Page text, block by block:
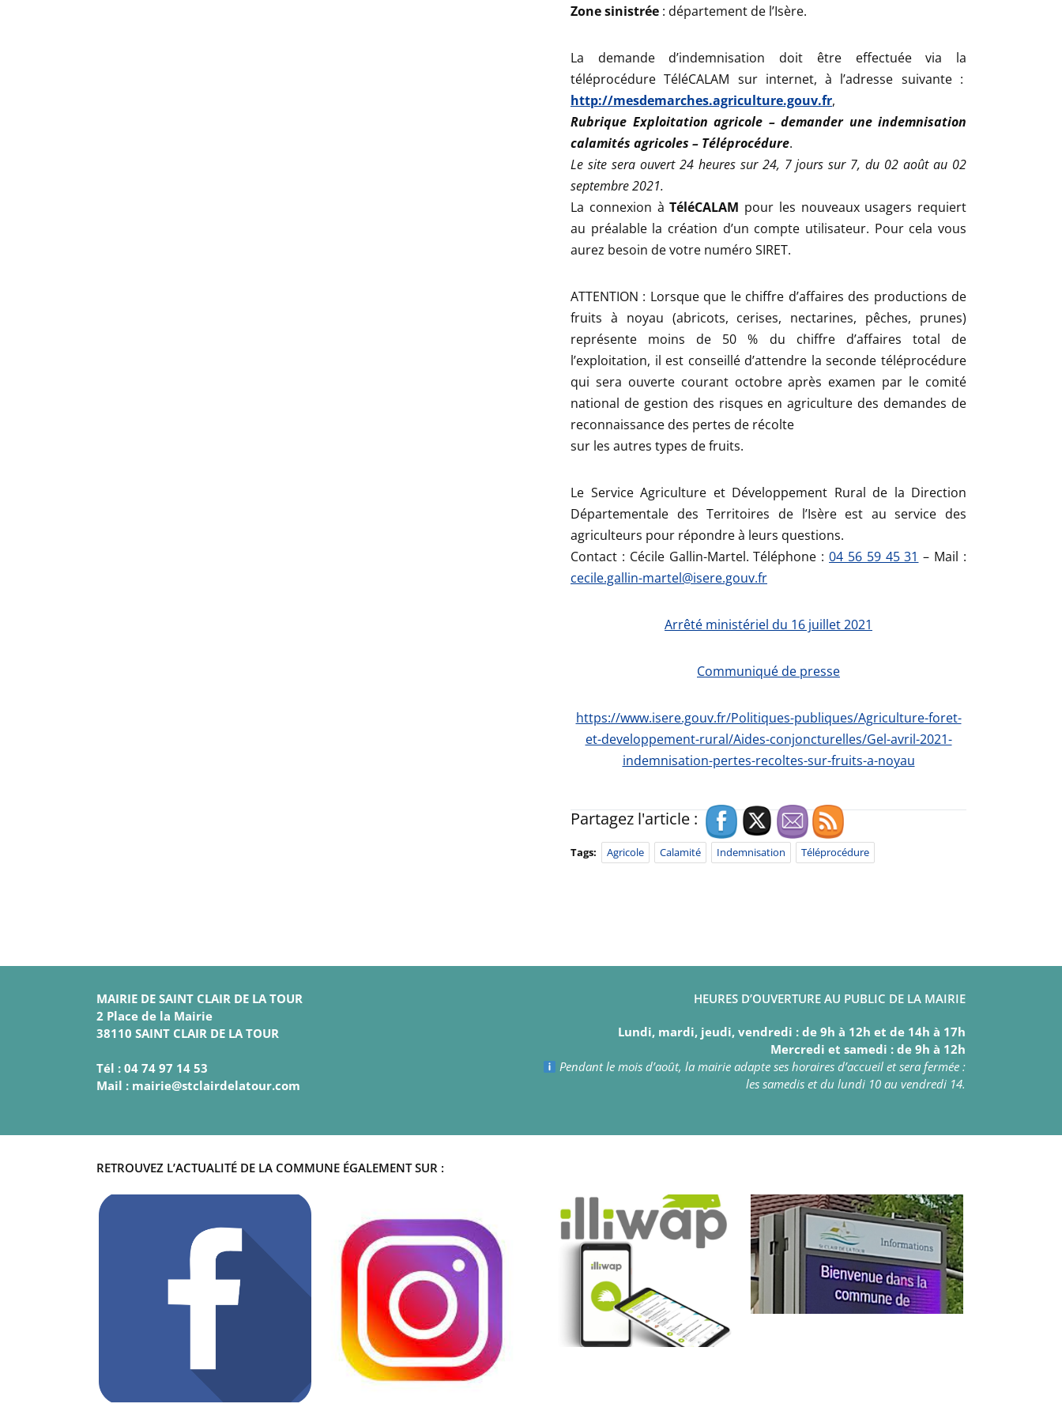
Zone sinistrée : département de l’Isère.
La demande d’indemnisation doit être effectuée via la
téléprocédure TéléCALAM sur internet, à l’adresse suivante :
http://mesdemarches.agriculture.gouv.fr,
Rubrique Exploitation agricole – demander une indemnisation
calamités agricoles – Téléprocédure.
Le site sera ouvert 24 heures sur 24, 7 jours sur 7, du 02 août au 02
septembre 2021.
La connexion àTéléCALAM pour les nouveaux usagers requiert
au préalable la création d’un compte utilisateur. Pour cela vous
aurez besoin de votre numéro SIRET.
ATTENTION : Lorsque que le chiffre d’affaires des productions de
fruits à noyau (abricots, cerises, nectarines, pêches, prunes)
représente moins de 50 % du chiffre d’affaires total de
l’exploitation, il est conseillé d’attendre la seconde téléprocédure
qui sera ouverte courant octobre après examen par le comité
national de gestion des risques en agriculture des demandes de
reconnaissance des pertes de récolte
sur les autres types de fruits.
Le Service Agriculture et Développement Rural de la Direction
Départementale des Territoires de l’Isère est au service des
agriculteurs pour répondre à leurs questions.
Contact : Cécile Gallin-Martel. Téléphone :04 56 59 45 31 – Mail :
cecile.gallin-martel@isere.gouv.fr
Arrêté ministériel du 16 juillet 2021
Communiqué de presse
https://www.isere.gouv.fr/Politiques-publiques/Agriculture-foret-
et-developpement-rural/Aides-conjoncturelles/Gel-avril-2021-
indemnisation-pertes-recoltes-sur-fruits-a-noyau
Partagez l'article :
Tags: Agricole Calamité Indemnisation Téléprocédure
MAIRIE DE SAINT CLAIR DE LA TOUR
2 Place de la Mairie
38110 SAINT CLAIR DE LA TOUR
Tél : 04 74 97 14 53
Mail : mairie@stclairdelatour.com
HEURES D’OUVERTURE AU PUBLIC DE LA MAIRIE
Lundi, mardi, jeudi, vendredi : de 9h à 12h et de 14h à 17h
Mercredi et samedi : de 9h à 12h
Pendant le mois d’août, la mairie adapte ses horaires d’accueil et sera fermée :
les samedis et du lundi 10 au vendredi 14.
RETROUVEZ L’ACTUALITÉ DE LA COMMUNE ÉGALEMENT SUR :